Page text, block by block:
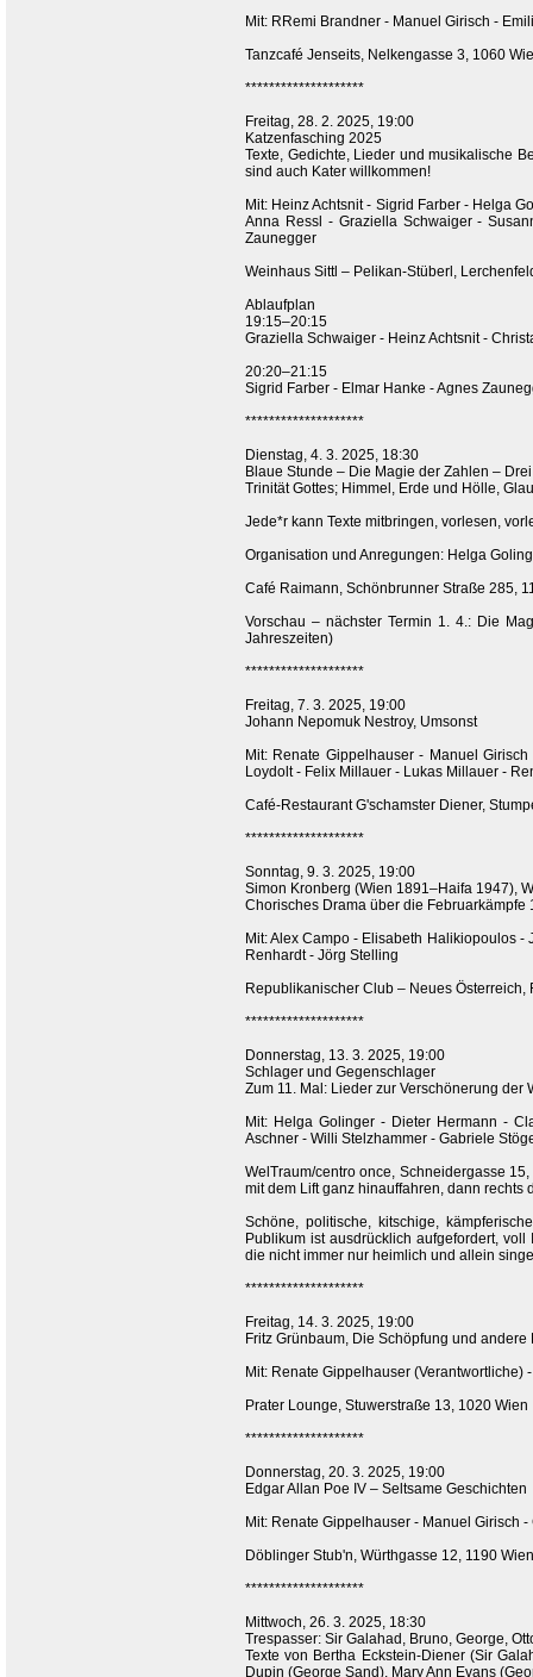
Mit: RRemi Brandner - Manuel Girisch -
Tanzcafé Jenseits, Nelkengasse 3, 1060
********************
Freitag, 28. 2. 2025, 19:00
Katzenfasching 2025
Texte, Gedichte, Lieder und musikalische
sind auch Kater willkommen!
Mit: Heinz Achtsnit - Sigrid Farber - Helga
Anna Ressl - Graziella Schwaiger -
Zaunegger
Weinhaus Sittl – Pelikan-Stüberl,
Ablaufplan
19:15–20:15
Graziella Schwaiger - Heinz Achtsnit -
20:20–21:15
Sigrid Farber - Elmar Hanke - Agnes
********************
Dienstag, 4. 3. 2025, 18:30
Blaue Stunde – Die Magie der Zahlen – Drei
Trinität Gottes; Himmel, Erde und Hölle,
Jede*r kann Texte mitbringen, vorlesen,
Organisation und Anregungen: Helga
Café Raimann, Schönbrunner Straße 285,
Vorschau – nächster Termin 1. 4.: Die
Jahreszeiten)
********************
Freitag, 7. 3. 2025, 19:00
Johann Nepomuk Nestroy, Umsonst
Mit: Renate Gippelhauser - Manuel
Loydolt - Felix Millauer - Lukas Millauer -
Café-Restaurant G'schamster Diener,
********************
Sonntag, 9. 3. 2025, 19:00
Simon Kronberg (Wien 1891–Haifa 1947),
Chorisches Drama über die Februarkämpfe
Mit: Alex Campo - Elisabeth Halikiopoulos
Renhardt - Jörg Stelling
Republikanischer Club – Neues
********************
Donnerstag, 13. 3. 2025, 19:00
Schlager und Gegenschlager
Zum 11. Mal: Lieder zur Verschönerung der
Mit: Helga Golinger - Dieter Hermann -
Aschner - Willi Stelzhammer - Gabriele
WelTraum/centro once, Schneidergasse
mit dem Lift ganz hinauffahren, dann rechts
Schöne, politische, kitschige,
Publikum ist ausdrücklich aufgefordert,
die nicht immer nur heimlich und allein
********************
Freitag, 14. 3. 2025, 19:00
Fritz Grünbaum, Die Schöpfung und andere
Mit: Renate Gippelhauser (Verantwortliche)
Prater Lounge, Stuwerstraße 13, 1020 Wien
********************
Donnerstag, 20. 3. 2025, 19:00
Edgar Allan Poe IV – Seltsame Geschichten
Mit: Renate Gippelhauser - Manuel Girisch
Döblinger Stub'n, Würthgasse 12, 1190 Wien
********************
Mittwoch, 26. 3. 2025, 18:30
Trespasser: Sir Galahad, Bruno, George,
Texte von Bertha Eckstein-Diener (Sir
Dupin (George Sand), Mary Ann Evans